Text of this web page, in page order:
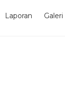
Laporan Galeri